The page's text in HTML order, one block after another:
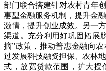
部门联合搭建针对农村青年
惠型金融服务机制，提升金
激情，提升创业成效。另一
渠道。充分利用好巩固拓展
摘”政策，推动普惠金融向
过发展科技融资担保、农林
式，放宽贷款范围，扩大授